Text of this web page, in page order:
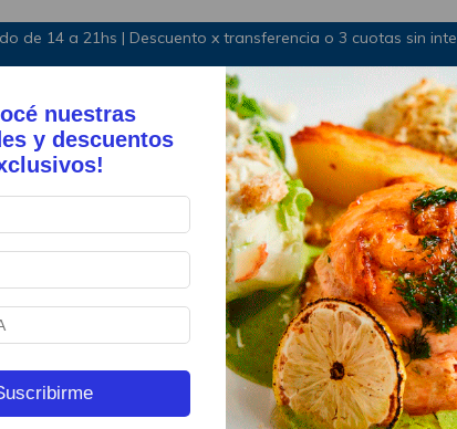
de 14 a 21hs | Descuento x transferencia o 3 cuotas sin
nuestras
y descuentos